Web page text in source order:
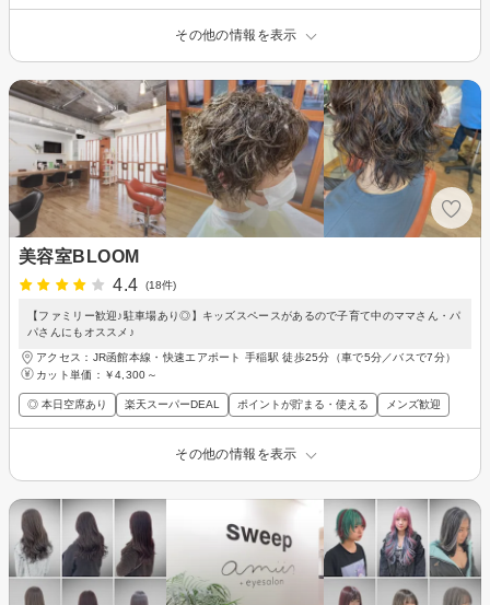
その他の情報を表示
美容室BLOOM
4.4
(18件)
【ファミリー歓迎♪駐車場あり◎】キッズスペースがあるので子育て中のママさん・パ
パさんにもオススメ♪
アクセス：JR函館本線・快速エアポート 手稲駅 徒歩25分（車で5分／バスで7分）
カット単価： ￥4,300～
◎ 本日空席あり 楽天スーパーDEAL ポイントが貯まる・使える メンズ歓迎
その他の情報を表示